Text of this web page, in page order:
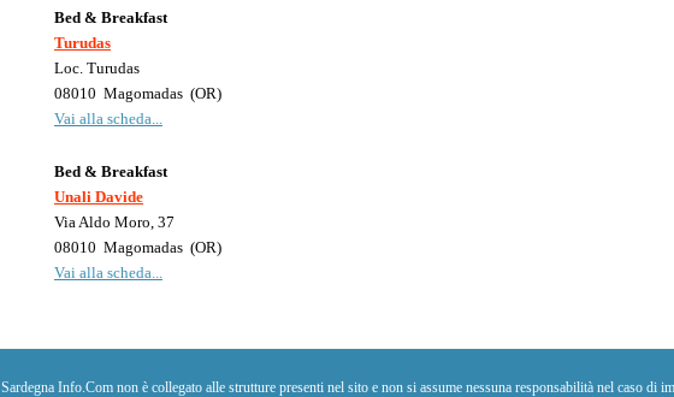
Bed & Breakfast
Turudas
Loc. Turudas
08010 Magomadas (OR)
Vai alla scheda...
Bed & Breakfast
Unali Davide
Via Aldo Moro, 37
08010 Magomadas (OR)
Vai alla scheda...
Sardegna Info.Com non è collegato alle strutture presenti nel sito e non si assume nessuna responsabilità nel caso di